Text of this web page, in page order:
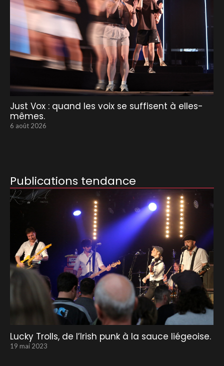
Just Vox : quand les voix se suffisent à elles-
mêmes.
6 août 2026
Publications tendance
Lucky Trolls, de l’Irish punk à la sauce liégeoise.
19 mai 2023